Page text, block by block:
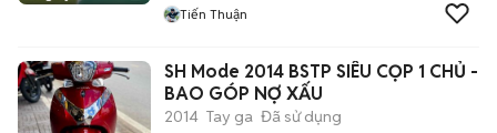
Tiến Thuận
SH Mode 2014 BSTP SIÊU CỌP 1 CHỦ -
BAO GÓP NỢ XẤU
2014 Tay ga Đã sử dụng